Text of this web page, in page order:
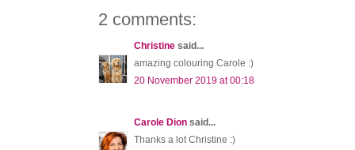
2 comments:
Christine said...
amazing colouring Carole :)
20 November 2019 at 00:18
Carole Dion said...
Thanks a lot Christine :)